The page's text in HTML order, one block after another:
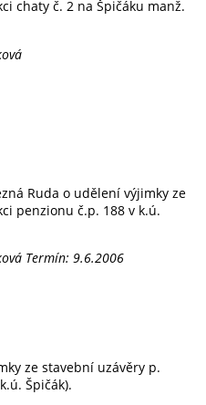
chaty č. 2 na Špičáku manž.
Ruda o udělení výjimky ze
penzionu č.p. 188 v k.ú.
Termín: 9.6.2006
ze stavební uzávěry p.
Špičák).